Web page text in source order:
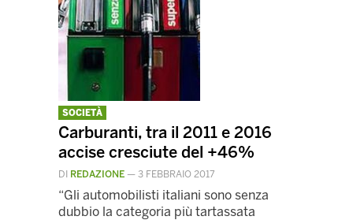
SOCIETÀ
Carburanti, tra il 2011 e 2016
accise cresciute del +46%
DI REDAZIONE — 3 FEBBRAIO 2017
“Gli automobilisti italiani sono senza
dubbio la categoria più tartassata